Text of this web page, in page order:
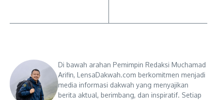
Di bawah arahan Pemimpin Redaksi Muchamad
Arifin, LensaDakwah.com berkomitmen menjadi
media informasi dakwah yang menyajikan
berita aktual, berimbang, dan inspiratif. Setiap